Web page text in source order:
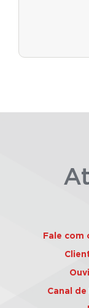
Fale com
Canal de